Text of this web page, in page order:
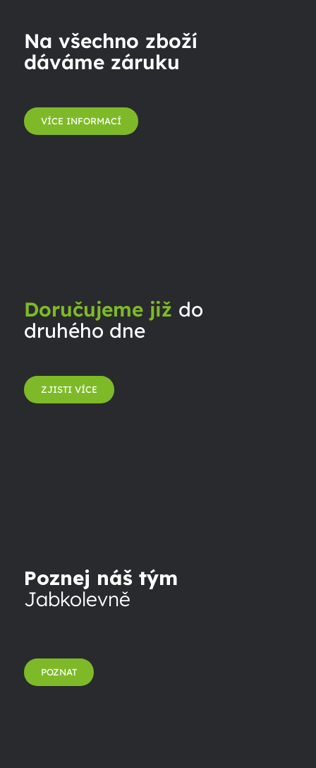
Na všechno zboží
dáváme záruku
VÍCE INFORMACÍ
Doručujeme již do
druhého dne
ZJISTI VÍCE
Poznej náš tým
Jabkolevně
POZNAT